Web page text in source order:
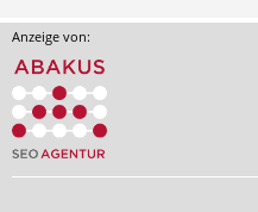
Anzeige von: